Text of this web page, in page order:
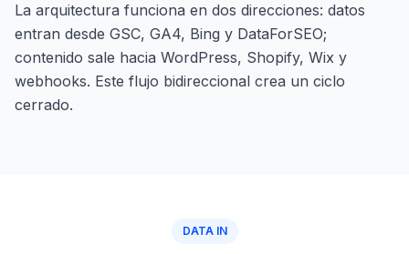
La arquitectura funciona en dos direcciones: datos
entran desde GSC, GA4, Bing y DataForSEO;
contenido sale hacia WordPress, Shopify, Wix y
webhooks. Este flujo bidireccional crea un ciclo
cerrado.
DATA IN